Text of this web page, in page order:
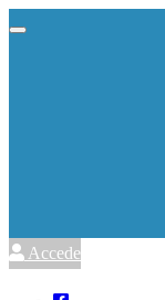
Ir
Menú
Cerrar
Accede